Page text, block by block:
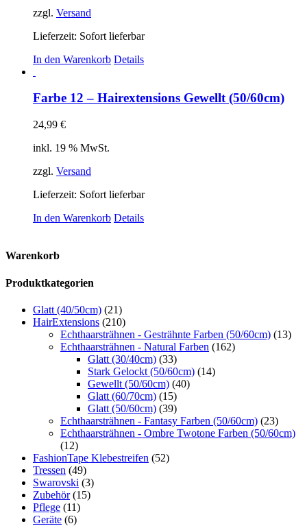
zzgl. Versand
Lieferzeit: Sofort lieferbar
In den Warenkorb Details
Farbe 12 – Hairextensions Gewellt (50/60cm)
24,99 €
inkl. 19 % MwSt.
zzgl. Versand
Lieferzeit: Sofort lieferbar
In den Warenkorb Details
Warenkorb
Produktkategorien
Glatt (40/50cm) (21)
HairExtensions (210)
Echthaarsträhnen - Gesträhnte Farben (50/60cm) (13)
Echthaarsträhnen - Natural Farben (162)
Glatt (30/40cm) (33)
Stark Gelockt (50/60cm) (14)
Gewellt (50/60cm) (40)
Glatt (60/70cm) (15)
Glatt (50/60cm) (39)
Echthaarsträhnen - Fantasy Farben (50/60cm) (23)
Echthaarsträhnen - Ombre Twotone Farben (50/60cm)
(12)
FashionTape Klebestreifen (52)
Tressen (49)
Swarovski (3)
Zubehör (15)
Pflege (11)
Geräte (6)